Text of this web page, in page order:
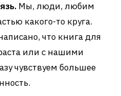
Мы, люди, любим
какого-то круга.
что книга для
или с нашими
чувствуем большее